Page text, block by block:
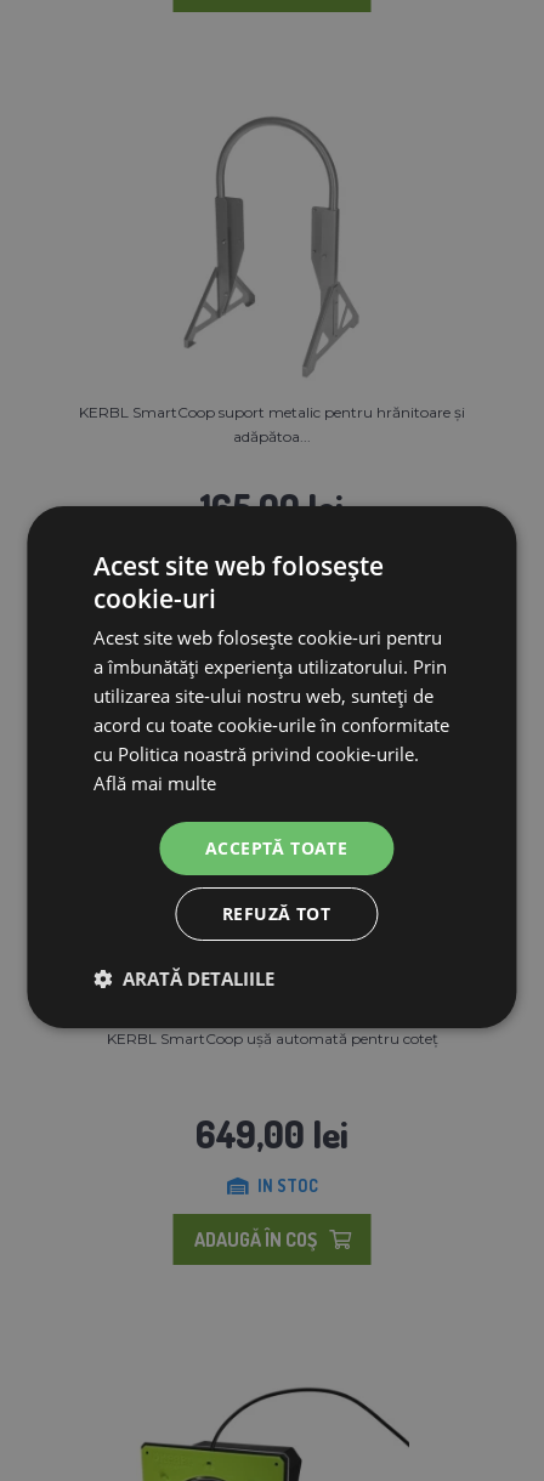
KERBL SmartCoop suport metalic pentru hrănitoare și
adăpătoa...
165,00 lei
IN STOC
ADAUGĂ ÎN COŞ
KERBL SmartCoop ușă automată pentru coteț
649,00 lei
IN STOC
ADAUGĂ ÎN COŞ
Acest site web folosește
cookie-uri
Acest site web folosește cookie-uri pentru
a îmbunătăți experiența utilizatorului. Prin
utilizarea site-ului nostru web, sunteți de
acord cu toate cookie-urile în conformitate
cu Politica noastră privind cookie-urile.
Află mai multe
ACCEPTĂ TOATE
REFUZĂ TOT
ARATĂ DETALIILE